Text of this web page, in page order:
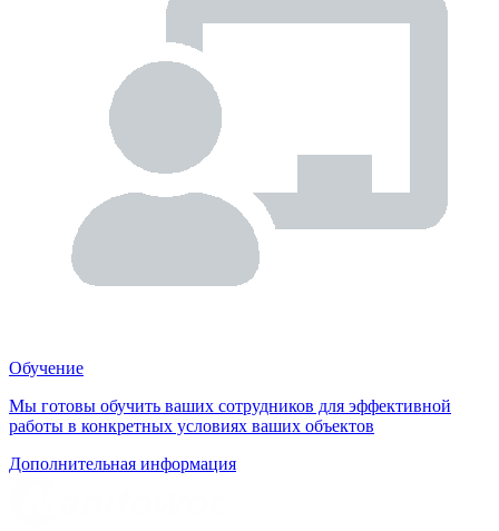
Обучение
Мы готовы обучить ваших сотрудников для эффективной
работы в конкретных условиях ваших объектов
Дополнительная информация